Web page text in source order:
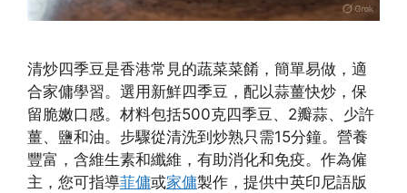
清炒四季豆是香港常見的蔬菜菜餚，簡單易做，適
合家傭學習。選用新鮮四季豆，配以蒜薑快炒，保
留脆嫩口感。材料包括500克四季豆、2瓣蒜、少許
薑、鹽和油。步驟從清洗到炒熟只需15分鐘。營養
豐富，含維生素和纖維，有助消化和免疫。作為僱
主，您可指導菲傭或家傭製作，提供中英印尼語版